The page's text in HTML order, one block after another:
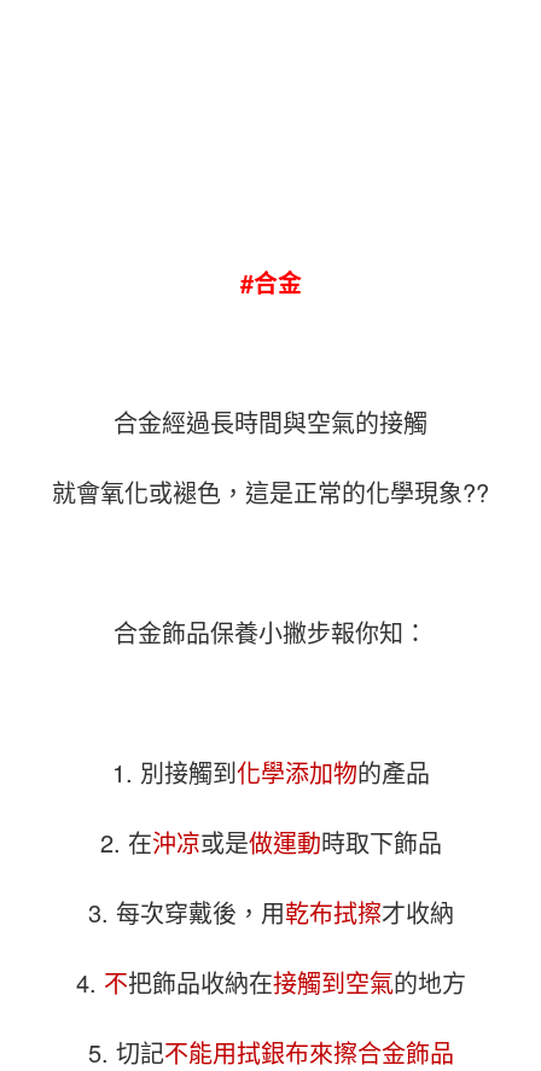
#合金
合金經過長時間與空氣的接觸
就會氧化或褪色，這是正常的化學現象??
合金飾品保養小撇步報你知：
1. 別接觸到化學添加物的產品
2. 在沖凉或是做運動時取下飾品
3. 每次穿戴後，用乾布拭擦才收納
4. 不把飾品收納在接觸到空氣的地方
5. 切記不能用拭銀布來擦合金飾品